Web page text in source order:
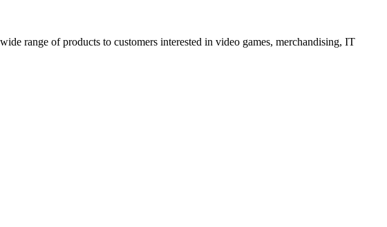
range of products to customers interested in video games, merchandising, IT